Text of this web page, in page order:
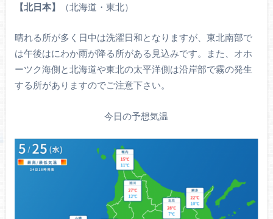
【北日本】 （北海道・東北）
晴れる所が多く日中は洗濯日和となりますが、東北南部で
は午後はにわか雨が降る所がある見込みです。また、オホ
ーツク海側と北海道や東北の太平洋側は沿岸部で霧の発生
する所がありますのでご注意下さい。
今日の予想気温